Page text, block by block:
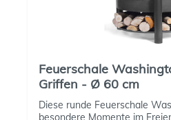
Feuerschale
Griffen - Ø 60 cm
Diese runde Feuerschale
besondere Momente im